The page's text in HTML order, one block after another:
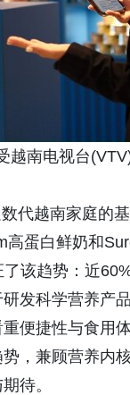
越南电视台
代越南家庭的
蛋白鲜奶和
该趋势：近
发科学营养产
便捷性与食用
，兼顾营养内
待。